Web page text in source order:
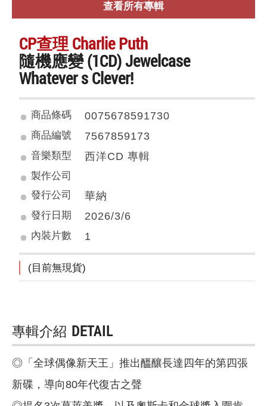
查看所有專輯
CP查理 Charlie Puth
隨機應變 (1CD) Jewelcase
Whatever s Clever!
商品條碼 0075678591730
商品編號 7567859173
音樂類型 西洋CD 專輯
製作公司
發行公司
華納
發行日期 2026/3/6
內裝片數 1
(目前無現貨)
專輯介紹 DETAIL
◎「全球偶像新天王」推出醞釀長達四年的第四張
新碟，導向80年代復古之聲